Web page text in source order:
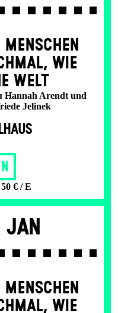
WIE
WELT
Hannah Arendt und
Jelinek
€ / E
Jan
WIE